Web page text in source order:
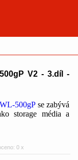
V2 - 3.díl -
500gPse zabývá
storage média a
0 x